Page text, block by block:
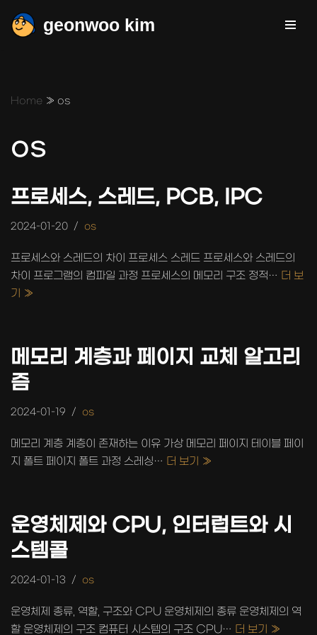
콘
뛰
geonwoo kim
Home » os
os
프로세스, 스레드, PCB, IPC
2024-01-20 os
프로세스와 스레드의 차이 프로세스 스레드 프로세스와 스레드의
차이 프로그램의 컴파일 과정 프로세스의 메모리 구조 정적… 더 보
기 »
메모리 계층과 페이지 교체 알고리
즘
2024-01-19 os
메모리 계층 계층이 존재하는 이유 가상 메모리 페이지 테이블 페이
지 폴트 페이지 폴트 과정 스레싱… 더 보기 »
운영체제와 CPU, 인터럽트와 시
스템콜
2024-01-13 os
운영체제 종류, 역할, 구조와 CPU 운영체제의 종류 운영체제의 역
할 운영체제의 구조 컴퓨터 시스템의 구조 CPU… 더 보기 »